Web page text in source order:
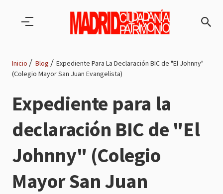
de
navegación
Inicio Blog
Expediente Para La Declaración BIC de "El Johnny"
(Colegio Mayor San Juan Evangelista)
Expediente para la
declaración BIC de "El
Johnny" (Colegio
Mayor San Juan